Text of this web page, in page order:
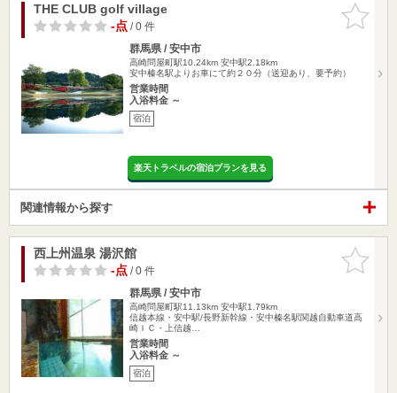
お気に入
りに追加
THE CLUB golf village
-点/ 0 件
群馬県 / 安中市
高崎問屋町駅10.24km 安中駅2.18km
安中榛名駅よりお車にて約２０分（送迎あり、要予約）
営業時間
入浴料金 ～
宿泊
楽天トラベルの宿泊プランを見る
関連情報から探す
お気に入
りに追加
西上州温泉 湯沢館
-点/ 0 件
群馬県 / 安中市
高崎問屋町駅11.13km 安中駅1.79km
信越本線・安中駅/長野新幹線・安中榛名駅関越自動車道高
崎ＩＣ・上信越…
営業時間
入浴料金 ～
宿泊